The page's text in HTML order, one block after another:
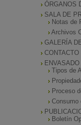
ÓRGANOS
SALA DE
Notas de
Archivos
GALERÍA
CONTACTO
Tipos de
Proceso
Consumo
Boletín